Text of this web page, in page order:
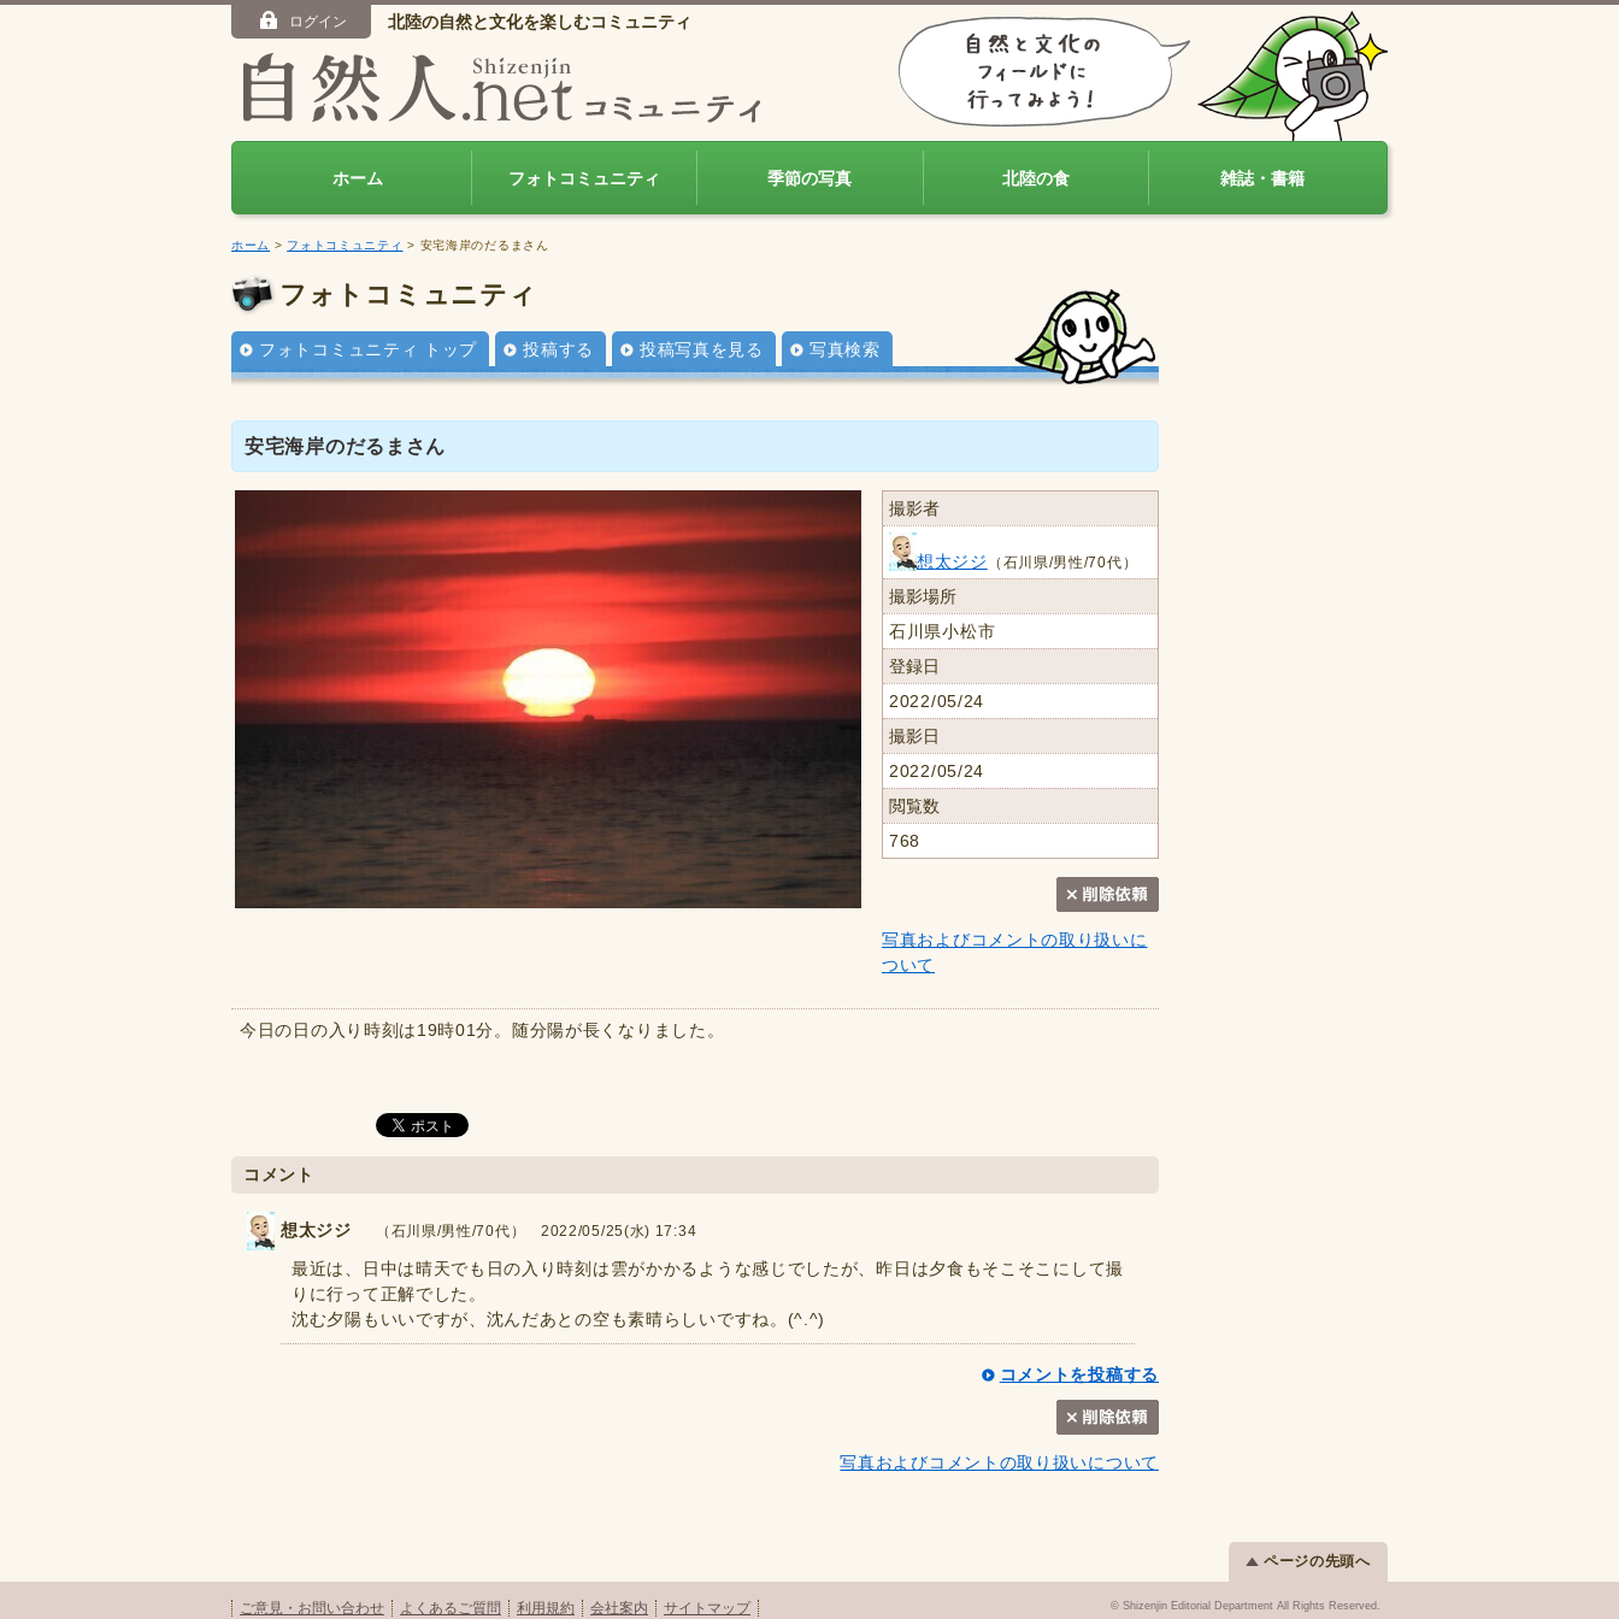
ログイン 北陸の自然と文化を楽しむコミュニティ
ホーム フォトコミュニティ 季節の写真 北陸の食 雑誌・書籍
ホーム > フォトコミュニティ > 安宅海岸のだるまさん
フォトコミュニティ
フォトコミュニティ トップ 投稿する 投稿写真を見る 写真検索
安宅海岸のだるまさん
撮影者
想太ジジ （石川県/男性/70代）
撮影場所
石川県小松市
登録日
2022/05/24
撮影日
2022/05/24
閲覧数
768
写真およびコメントの取り扱いに
ついて
今日の日の入り時刻は19時01分。随分陽が長くなりました。
コメント
想太ジジ （石川県/男性/70代） 2022/05/25(水) 17:34
最近は、日中は晴天でも日の入り時刻は雲がかかるような感じでしたが、昨日は夕食もそこそこにして撮
りに行って正解でした。
沈む夕陽もいいですが、沈んだあとの空も素晴らしいですね。(^.^)
コメントを投稿する
写真およびコメントの取り扱いについて
ページの先頭へ
ご意見・お問い合わせ よくあるご質問 利用規約 会社案内 サイトマップ © Shizenjin Editorial Department All Rights Reserved.